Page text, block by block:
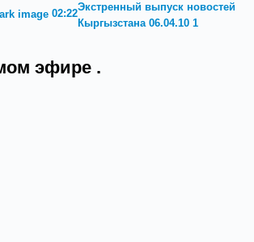
02:22
Экстренный выпуск новостей
Кыргызстана 06.04.10 1
эфире .